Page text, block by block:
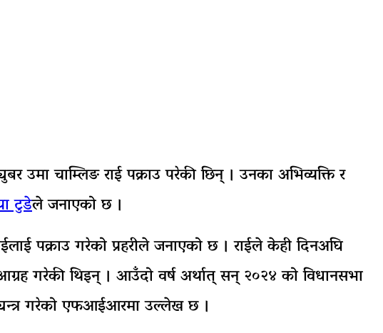
उमा चाम्लिङ राई पक्राउ परेकी छिन् । उनका अभिव्यक्ति र
टुडेले जनाएको छ ।
पक्राउ गरेको प्रहरीले जनाएको छ । राईले केही दिनअघि
गरेकी थिइन् । आउँदो वर्ष अर्थात् सन् २०२४ को विधानसभा
गरेको एफआईआरमा उल्लेख छ ।